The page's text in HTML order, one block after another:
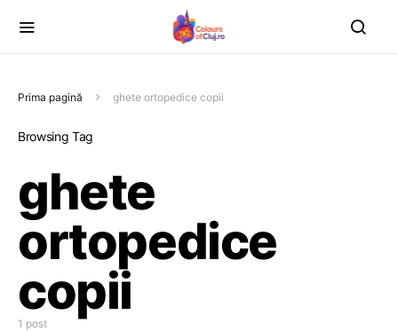
Prima pagină ghete ortopedice copii
Browsing Tag
ghete
ortopedice
copii
1 post